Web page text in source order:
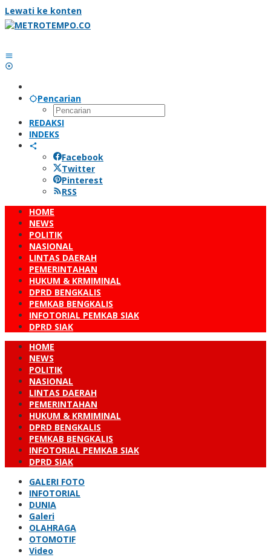
Lewati ke konten
Pencarian
REDAKSI
INDEKS
Facebook
Twitter
Pinterest
RSS
HOME
NEWS
POLITIK
NASIONAL
LINTAS DAERAH
PEMERINTAHAN
HUKUM & KRMIMINAL
DPRD BENGKALIS
PEMKAB BENGKALIS
INFOTORIAL PEMKAB SIAK
DPRD SIAK
HOME
NEWS
POLITIK
NASIONAL
LINTAS DAERAH
PEMERINTAHAN
HUKUM & KRMIMINAL
DPRD BENGKALIS
PEMKAB BENGKALIS
INFOTORIAL PEMKAB SIAK
DPRD SIAK
GALERI FOTO
INFOTORIAL
DUNIA
Galeri
OLAHRAGA
OTOMOTIF
Video